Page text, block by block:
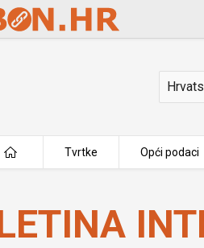
Država
Tvrtke Opći podaci
INTECH d.o.o.